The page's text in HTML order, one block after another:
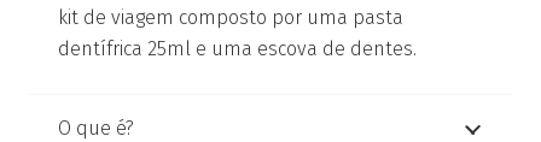
kit de viagem composto por uma pasta
dentífrica 25ml e uma escova de dentes.
O que é?